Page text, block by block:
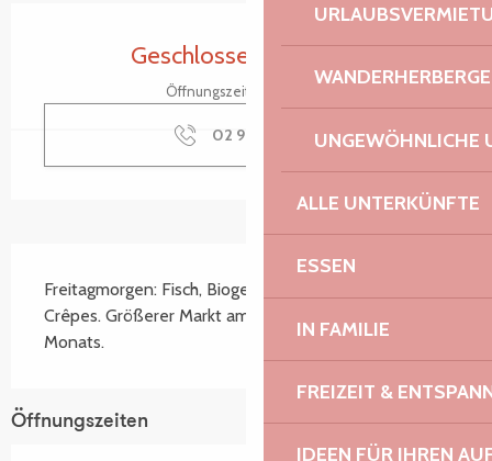
UNGEWÖHNLICHE
ALLE UNTERKÜNFTE
ESSEN
IN FAMILIE
FREIZEIT &
IDEEN FÜR IHREN
Öffnungszeiten & Kontaktdaten
Geschlossen für heute
Öffnungszeiten ansehen
02 96 91 36 ▒▒
Freitagmorgen: Fisch, Biogemüse, Wurstwaren,
Crêpes. Größerer Markt am letzten Freitag des
Monats.
Öffnungszeiten